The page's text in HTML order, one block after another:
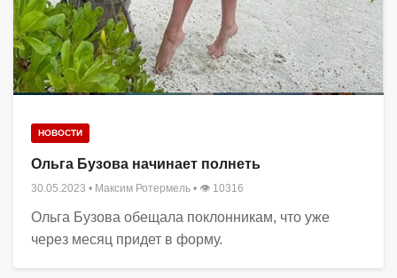
НОВОСТИ
Ольга Бузова начинает полнеть
30.05.2023 • Максим Ротермель • 👁 10316
Ольга Бузова обещала поклонникам, что уже
через месяц придет в форму.